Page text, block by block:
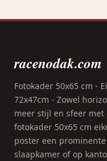
racenodak.com
Fotokader 50x65 cm -
72x47cm - Zowel
meer stijl en sfeer met
fotokader 50x65 cm
poster een
slaapkamer of op